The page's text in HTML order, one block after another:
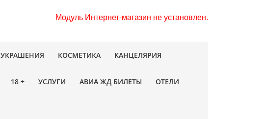
Модуль Интернет-магазин не установлен.
КОСМЕТИКА КАНЦЕЛЯРИЯ
18 + УСЛУГИ АВИА ЖД БИЛЕТЫ ОТЕЛИ